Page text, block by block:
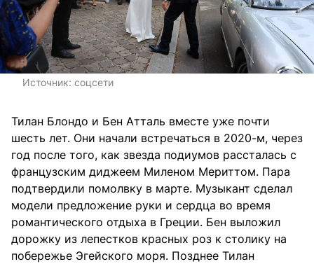
Источник: соцсети
Тилан Блондо и Бен Атталь вместе уже почти
шесть лет. Они начали встречаться в 2020-м, через
год после того, как звезда подиумов рассталась с
французским диджеем Миленом Мериттом. Пара
подтвердили помолвку в марте. Музыкант сделал
модели предложение руки и сердца во время
романтического отдыха в Греции. Бен выложил
дорожку из лепестков красных роз к столику на
побережье Эгейского моря. Позднее Тилан